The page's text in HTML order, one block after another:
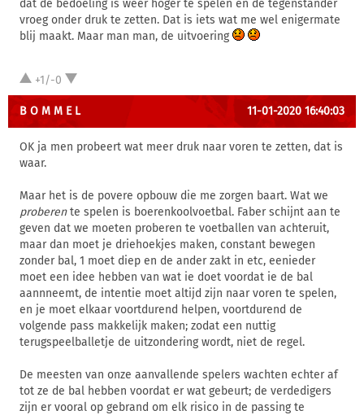
dat de bedoeling is weer hoger te spelen en de tegenstander
vroeg onder druk te zetten. Dat is iets wat me wel enigermate
blij maakt. Maar man man, de uitvoering
+1/-0
B O M M E L 11-01-2020 16:40:03
OK ja men probeert wat meer druk naar voren te zetten, dat is
waar.
Maar het is de povere opbouw die me zorgen baart. Wat we
proberente spelen is boerenkoolvoetbal. Faber schijnt aan te
geven dat we moeten proberen te voetballen van achteruit,
maar dan moet je driehoekjes maken, constant bewegen
zonder bal, 1 moet diep en de ander zakt in etc, eenieder
moet een idee hebben van wat ie doet voordat ie de bal
aannneemt, de intentie moet altijd zijn naar voren te spelen,
en je moet elkaar voortdurend helpen, voortdurend de
volgende pass makkelijk maken; zodat een nuttig
terugspeelballetje de uitzondering wordt, niet de regel.
De meesten van onze aanvallende spelers wachten echter af
tot ze de bal hebben voordat er wat gebeurt; de verdedigers
zijn er vooral op gebrand om elk risico in de passing te